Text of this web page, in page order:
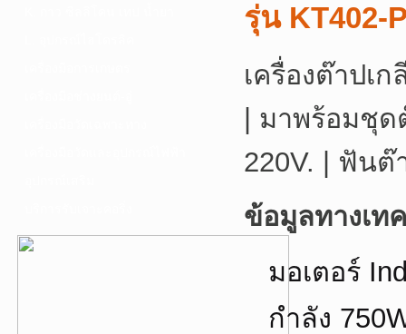
รุ่น KT402-
เครื่องต๊าปเ
| มาพร้อมชุ
220V. | ฟันต๊
ข้อมูลทางเท
มอเตอร์
กำลัง